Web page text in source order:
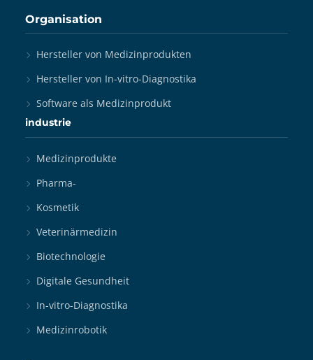
Organisation
Hersteller von Medizinprodukten
Hersteller von In-vitro-Diagnostika
Software als Medizinprodukt
industrie
Medizinprodukte
Pharma-
Kosmetik
Veterinärmedizin
Biotechnologie
Digitale Gesundheit
In-vitro-Diagnostika
Medizinrobotik